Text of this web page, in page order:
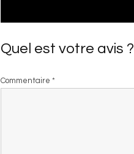
Quel est votre avis ?
Commentaire*